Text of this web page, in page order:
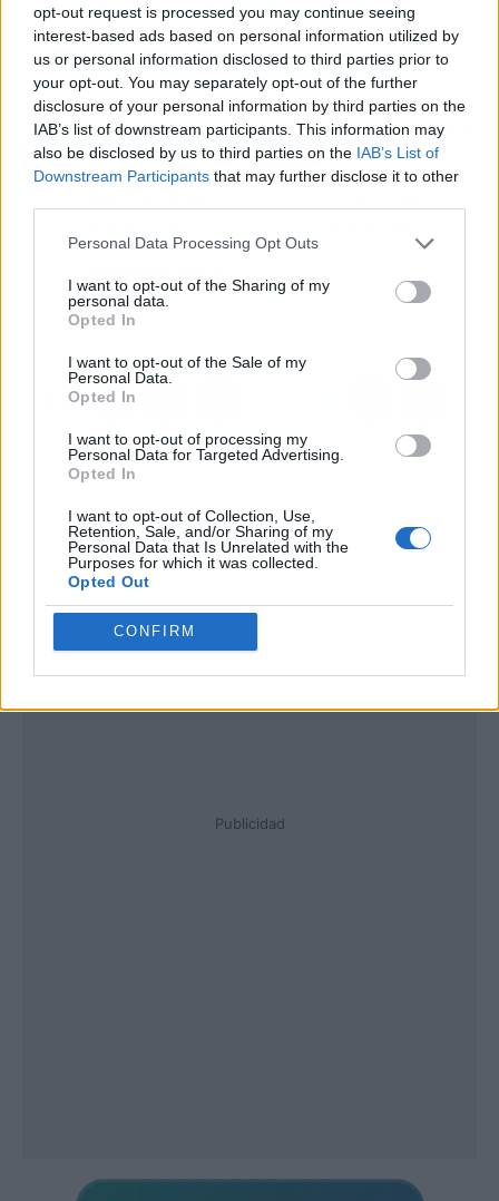
opt-out request is processed you may continue seeing
interest-based ads based on personal information utilized by
us or personal information disclosed to third parties prior to
your opt-out. You may separately opt-out of the further
disclosure of your personal information by third parties on the
IAB’s list of downstream participants. This information may
also be disclosed by us to third parties on the IAB’s List of
Downstream Participants that may further disclose it to other
Personal Data Processing Opt Outs
I want to opt-out of the Sharing of my
personal data.
Opted In
I want to opt-out of the Sale of my
Personal Data.
Opted In
I want to opt-out of processing my
Personal Data for Targeted Advertising.
Opted In
I want to opt-out of Collection, Use,
Retention, Sale, and/or Sharing of my
Personal Data that Is Unrelated with the
Purposes for which it was collected.
Opted Out
CONFIRM
en el que las previsiones de los expertos han
ido mejorando de forma progresiva a lo largo
del último año.
Artículo anterior
La Fundación Feindef
presenta su 'Memoria
consolida su proyección
sus asistentes en cuatro
ediciones
Artículo siguiente
Telefónica encadena
tres semanas al alza y
Publicidad